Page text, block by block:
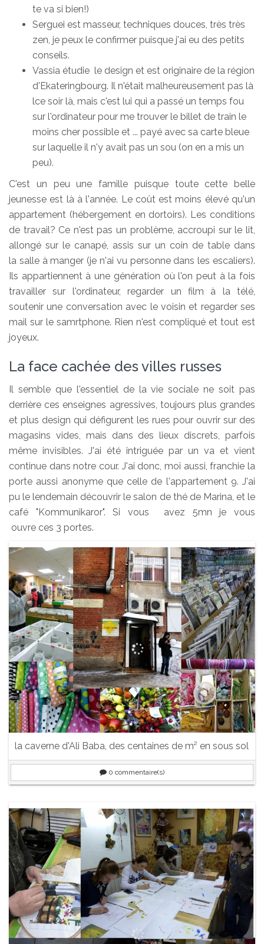
te va si bien!)
Serguei est masseur, techniques douces, très très
zen, je peux le confirmer puisque j'ai eu des petits
conseils.
Vassia étudie le design et est originaire de la région
d'Ekateringbourg. Il n'était malheureusement pas là
lce soir là, mais c'est lui qui a passé un temps fou
sur l'ordinateur pour me trouver le billet de train le
moins cher possible et ... payé avec sa carte bleue
sur laquelle il n'y avait pas un sou (on en a mis un
peu).
C'est un peu une famille puisque toute cette belle
jeunesse est là à l'année. Le coût est moins élevé qu'un
appartement (hébergement en dortoirs). Les conditions
de travail? Ce n'est pas un problème, accroupi sur le lit,
allongé sur le canapé, assis sur un coin de table dans
la salle à manger (je n'ai vu personne dans les escaliers).
Ils appartiennent à une génération où l'on peut à la fois
travailler sur l'ordinateur, regarder un film à la télé,
soutenir une conversation avec le voisin et regarder ses
mail sur le samrtphone. Rien n'est compliqué et tout est
joyeux.
La face cachée des villes russes
Il semble que l'essentiel de la vie sociale ne soit pas
derrière ces enseignes agressives, toujours plus grandes
et plus design qui défigurent les rues pour ouvrir sur des
magasins vides, mais dans des lieux discrets, parfois
même invisibles. J'ai été intriguée par un va et vient
continue dans notre cour. J'ai donc, moi aussi, franchie la
porte aussi anonyme que celle de l'appartement 9. J'ai
pu le lendemain découvrir le salon de thé de Marina, et le
café "Kommunikaror". Si vous avez 5mn je vous
ouvre ces 3 portes.
la caverne d'Ali Baba, des centaines de m² en sous sol
0 commentaire(s)